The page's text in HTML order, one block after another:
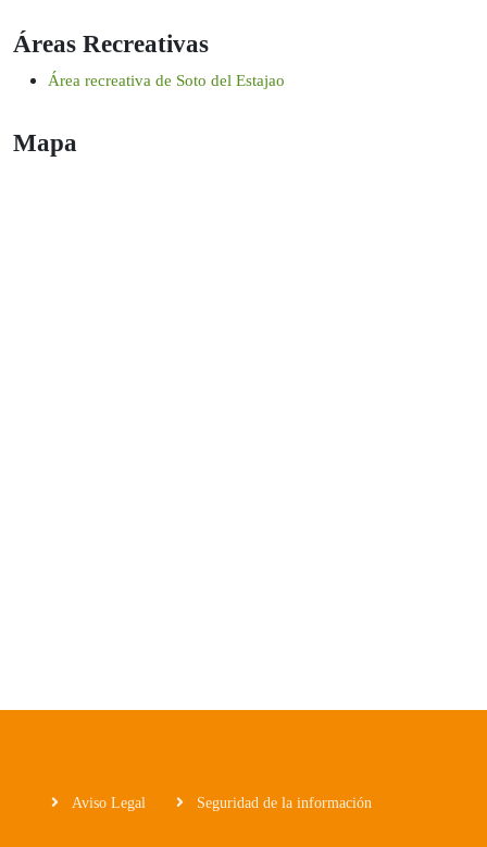
Áreas Recreativas
Área recreativa de Soto del Estajao
Mapa
Aviso Legal Seguridad de la información